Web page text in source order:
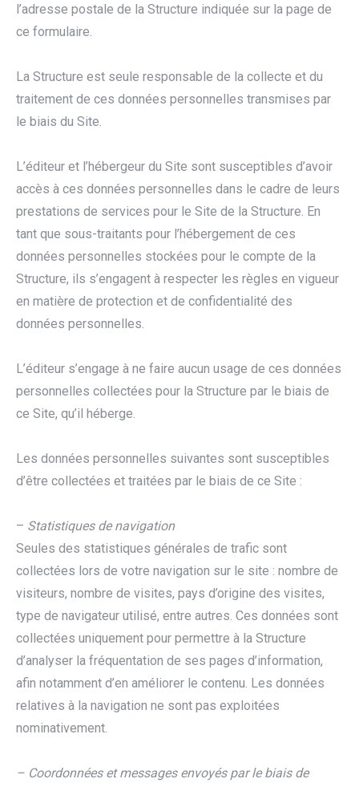
l’adresse postale de la Structure indiquée sur la page de
ce formulaire.
La Structure est seule responsable de la collecte et du
traitement de ces données personnelles transmises par
le biais du Site.
L’éditeur et l’hébergeur du Site sont susceptibles d’avoir
accès à ces données personnelles dans le cadre de leurs
prestations de services pour le Site de la Structure. En
tant que sous-traitants pour l’hébergement de ces
données personnelles stockées pour le compte de la
Structure, ils s’engagent à respecter les règles en vigueur
en matière de protection et de confidentialité des
données personnelles.
L’éditeur s’engage à ne faire aucun usage de ces données
personnelles collectées pour la Structure par le biais de
ce Site, qu’il héberge.
Les données personnelles suivantes sont susceptibles
d’être collectées et traitées par le biais de ce Site :
– Statistiques de navigation
Seules des statistiques générales de trafic sont
collectées lors de votre navigation sur le site : nombre de
visiteurs, nombre de visites, pays d’origine des visites,
type de navigateur utilisé, entre autres. Ces données sont
collectées uniquement pour permettre à la Structure
d’analyser la fréquentation de ses pages d’information,
afin notamment d’en améliorer le contenu. Les données
relatives à la navigation ne sont pas exploitées
nominativement.
– Coordonnées et messages envoyés par le biais de